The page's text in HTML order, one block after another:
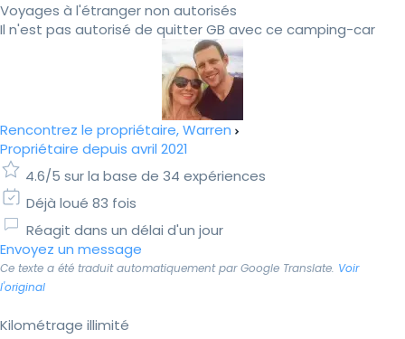
Voyages à l'étranger non autorisés
Il n'est pas autorisé de quitter GB avec ce camping-car
Rencontrez le propriétaire, Warren
Propriétaire depuis avril 2021
4.6/5 sur la base de 34 expériences
Déjà loué 83 fois
Réagit dans un délai d'un jour
Envoyez un message
Ce texte a été traduit automatiquement par Google Translate. Voir
l'original
Kilométrage illimité